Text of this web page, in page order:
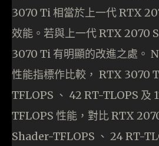
3070 Ti 相當於上一代 RTX
效能。若與上一代 RTX 2070
3070 Ti 有明顯的改進之處。
性能指標作比較， RTX 3070
TFLOPS 、 42 RT-TLOPS 及
TFLOPS 性能，對比 RTX
Shader-TFLOPS 、 24 RT-